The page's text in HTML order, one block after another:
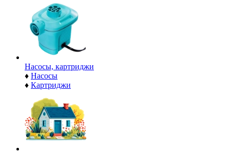
Насосы, картриджи
♦ Насосы
♦ Картриджи